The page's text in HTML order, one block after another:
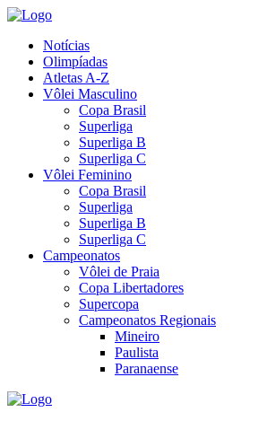
Notícias
Olimpíadas
Atletas A-Z
Vôlei Masculino
Copa Brasil
Superliga
Superliga B
Superliga C
Vôlei Feminino
Copa Brasil
Superliga
Superliga B
Superliga C
Campeonatos
Vôlei de Praia
Copa Libertadores
Supercopa
Campeonatos Regionais
Mineiro
Paulista
Paranaense